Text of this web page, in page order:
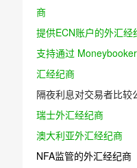
商
提供ECN账户的外汇经
支持通过
汇经纪商
隔夜利息对交易者比较
瑞士外汇经纪商
澳大利亚外汇经纪商
NFA监管的外汇经纪商